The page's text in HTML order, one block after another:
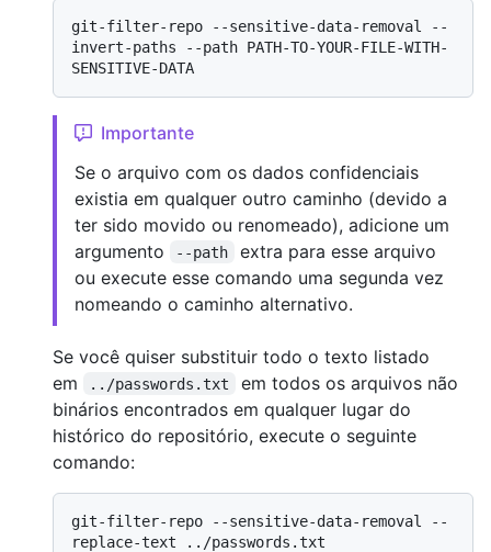
git-filter-repo --sensitive-data-removal --
invert-paths --path PATH-TO-YOUR-FILE-WITH-
Importante
Se o arquivo com os dados confidenciais
existia em qualquer outro caminho (devido a
ter sido movido ou renomeado), adicione um
argumento
--path
extra para esse arquivo
ou execute esse comando uma segunda vez
nomeando o caminho alternativo.
Se você quiser substituir todo o texto listado
em
../passwords.txt
em todos os arquivos não
binários encontrados em qualquer lugar do
histórico do repositório, execute o seguinte
comando:
git-filter-repo --sensitive-data-removal --